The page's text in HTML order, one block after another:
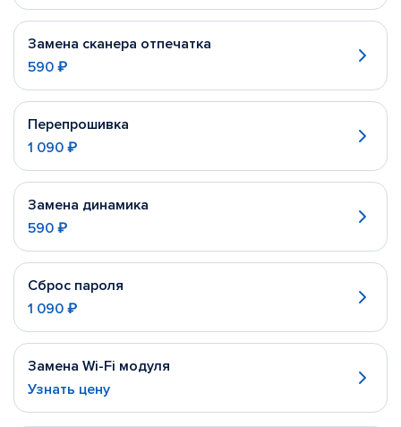
Замена сканера отпечатка
590 ₽
Перепрошивка
1 090 ₽
Замена динамика
590 ₽
Сброс пароля
1 090 ₽
Замена Wi-Fi модуля
Узнать цену